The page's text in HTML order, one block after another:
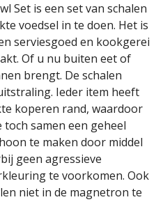
Set is een set van schalen
voedsel in te doen. Het is
serviesgoed en kookgerei
Of u nu buiten eet of
brengt. De schalen
Ieder item heeft
koperen rand, waardoor
samen een geheel
te maken door middel
geen agressieve
te voorkomen. Ook
niet in de magnetron te